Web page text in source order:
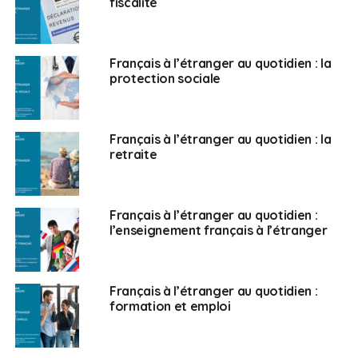
ou indirecte.
FAE :Cette enquête vous permet-elle de dresser un
portrait-robot des EFE ?
C.M. :Il est difficile de dresser un portrait-robot. Ces
entrepreneurs sont à l’image de la France, dans des
activités différentes avec des savoir-faire différents à
mettre en avant. Ils ont un élément en commun : celui
d’arriver en territoire inconnu et de démarrer une
nouvelle aventure professionnelle.
FAE :Amélia Lakrafi, ont-ils du mal avec cette crise ?
Amélia Lakrafi :
eu beaucoup de remontées de terrain. Cela m’a permis
de lancer une enquête de 4/5 questions et 400 EFE y
ont répondu. Ils nous expliquent qu’ils souffrent
beaucoup. Ils ont besoin d’aide sur des petits
Français à l’étranger au quotidien : la
protection sociale
Français à l’étranger au quotidien : la
retraite
Français à l’étranger au quotidien :
l’enseignement français à l’étranger
Français à l’étranger au quotidien :
formation et emploi